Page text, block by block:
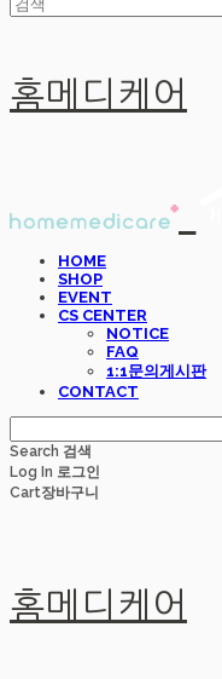
홈메디케어
HOME
SHOP
EVENT
CS CENTER
NOTICE
FAQ
1:1문의게시판
CONTACT
Search 검색
Log In 로그인
Cart장바구니
홈메디케어